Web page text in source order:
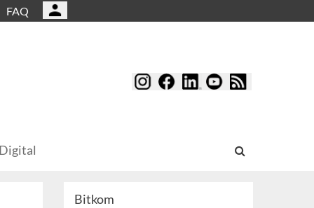
FAQ
Bitkom